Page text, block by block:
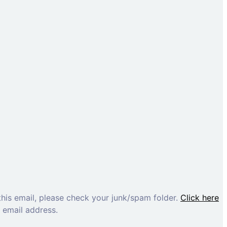
email, please check your junk/spam folder. Click here
address.